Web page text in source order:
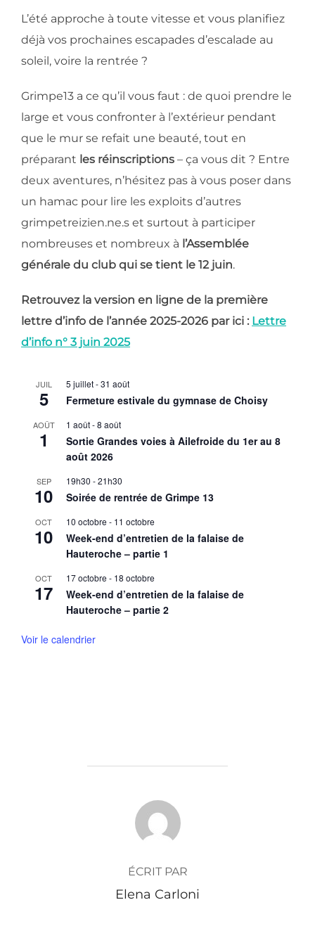
L’été approche à toute vitesse et vous planifiez
déjà vos prochaines escapades d’escalade au
soleil, voire la rentrée ?
Grimpe13 a ce qu’il vous faut : de quoi prendre le
large et vous confronter à l’extérieur pendant
que le mur se refait une beauté, tout en
préparant les réinscriptions – ça vous dit ? Entre
deux aventures, n’hésitez pas à vous poser dans
un hamac pour lire les exploits d’autres
grimpetreizien.ne.s et surtout à participer
nombreuses et nombreux à l’Assemblée
générale du club qui se tient le 12 juin.
Retrouvez la version en ligne de la première
lettre d’info de l’année 2025-2026 par ici : Lettre
d’info n° 3 juin 2025
JUIL
5
5 juillet-31 août
Fermeture estivale du gymnase de Choisy
AOÛT
1
1 août-8 août
Sortie Grandes voies à Ailefroide du 1er au 8
août 2026
SEP
10
19h30 -21h30
Soirée de rentrée de Grimpe 13
OCT
10
10 octobre - 11 octobre
Week-end d’entretien de la falaise de
Hauteroche – partie 1
OCT
17
17 octobre - 18 octobre
Week-end d’entretien de la falaise de
Hauteroche – partie 2
Voir le calendrier
AUTEUR DE LA PUBLICATION
ÉCRIT PAR
Elena Carloni